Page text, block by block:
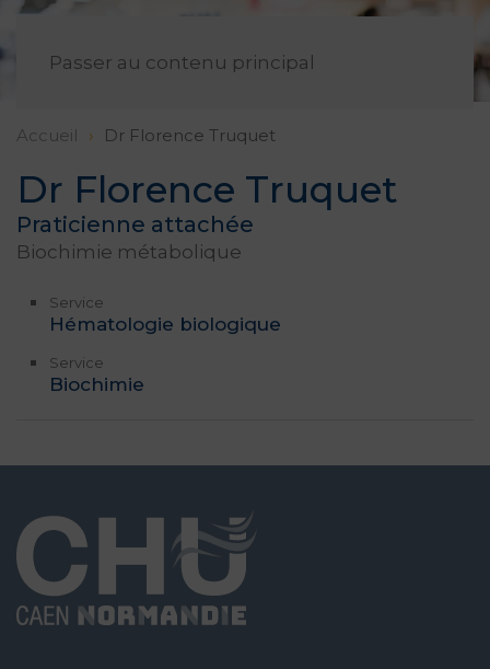
Passer au contenu principal
Accueil Dr Florence Truquet
Dr Florence Truquet
Praticienne attachée
Biochimie métabolique
Service
Hématologie biologique
Service
Biochimie